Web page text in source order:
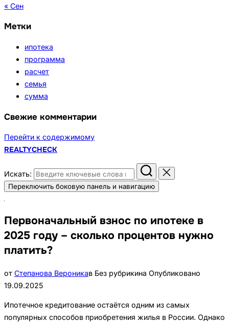
« Сен
Метки
ипотека
программа
расчет
семья
сумма
Свежие комментарии
Перейти к содержимому
REALTYCHECK
Искать:
Переключить боковую панель и навигацию
Первоначальный взнос по ипотеке в
2025 году – сколько процентов нужно
платить?
от Степанова Вероникав Без рубрикина Опубликовано
19.09.2025
Ипотечное кредитование остаётся одним из самых
популярных способов приобретения жилья в России. Однако